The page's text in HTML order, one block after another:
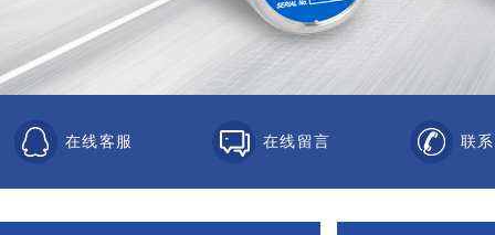
在线客服 在线留言 联